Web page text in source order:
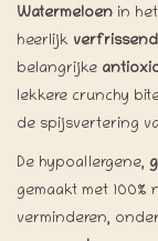
Watermeloen in
heerlijk verfrissend
belangrijke
lekkere crunchy
de spijsvertering
De hypoallergene,
gemaakt met
verminderen,